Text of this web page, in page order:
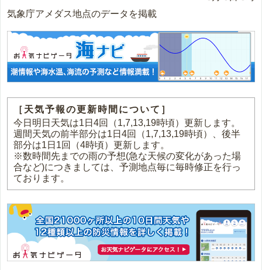
気象庁アメダス地点のデータを掲載
［天気予報の更新時間について］
今日明日天気は1日4回（1,7,13,19時頃）更新します。
週間天気の前半部分は1日4回（1,7,13,19時頃）、後半
部分は1日1回（4時頃）更新します。
※数時間先までの雨の予想(急な天候の変化があった場
合など)につきましては、予測地点毎に毎時修正を行っ
ております。